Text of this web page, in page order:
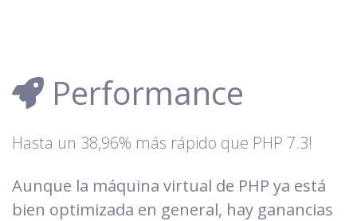
Performance
Hasta un 38,96% más rápido que PHP 7.3!
Aunque la máquina virtual de PHP ya está
bien optimizada en general, hay ganancias